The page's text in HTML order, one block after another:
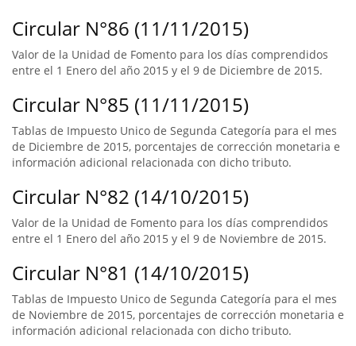
Circular N°86 (11/11/2015)
Valor de la Unidad de Fomento para los días comprendidos
entre el 1 Enero del año 2015 y el 9 de Diciembre de 2015.
Circular N°85 (11/11/2015)
Tablas de Impuesto Unico de Segunda Categoría para el mes
de Diciembre de 2015, porcentajes de corrección monetaria e
información adicional relacionada con dicho tributo.
Circular N°82 (14/10/2015)
Valor de la Unidad de Fomento para los días comprendidos
entre el 1 Enero del año 2015 y el 9 de Noviembre de 2015.
Circular N°81 (14/10/2015)
Tablas de Impuesto Unico de Segunda Categoría para el mes
de Noviembre de 2015, porcentajes de corrección monetaria e
información adicional relacionada con dicho tributo.